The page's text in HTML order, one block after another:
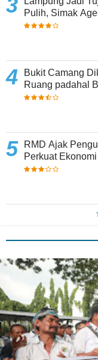
Pulih, Simak
Bukit Camang
Ruang padahal
RMD Ajak
Perkuat